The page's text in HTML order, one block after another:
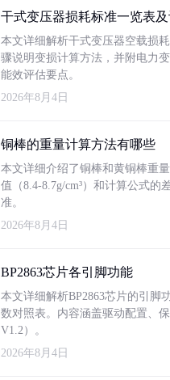
干式变压器损耗标准一览表
本文详细解析干式变压器空载损
骤说明变损计算方法，并附电力
能效评估要点。
2026年8月4日
铜棒的重量计算方法有哪些
本文详细介绍了铜棒和黄铜棒重
值（8.4-8.7g/cm³）和计算公式
准。
2026年8月4日
BP2863芯片各引脚功能
本文详细解析BP2863芯片的引脚
数对照表。内容涵盖驱动配置、
V1.2）。
2026年8月4日